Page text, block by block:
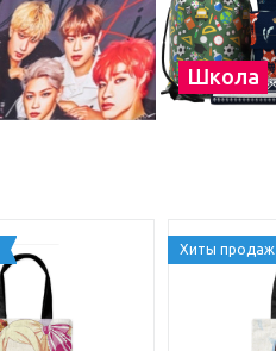
Школа
Хиты продаж